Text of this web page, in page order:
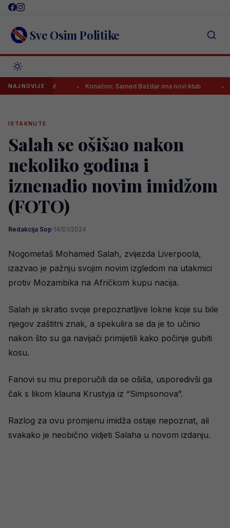
Skip
content Sve Osim Politike
NAJNOVIJE
ikada! Konačno: Samed Baždar ima novi klub Da li
ISTAKNUTE
Salah se ošišao nakon
nekoliko godina i
iznenadio novim imidžom
(FOTO)
Redakcija Sop·14/01/2024
Nogometaš Mohamed Salah, zvijezda Liverpoola,
izazvao je pažnju svojim novim izgledom na utakmici
protiv Mozambika na Afričkom kupu nacija.
Salah je skratio svoje prepoznatljive lokne koje su bile
njegov zaštitni znak, a spekulira se da je to učinio
nakon što su ga navijači primijetili kako počinje gubiti
kosu.
Fanovi su mu preporučili da se ošiša, usporedivši ga
čak s likom klauna Krustyja iz “Simpsonova”.
Razlog za ovu promjenu imidža ostaje nepoznat, ali
svakako je neobično vidjeti Salaha u novom izdanju.